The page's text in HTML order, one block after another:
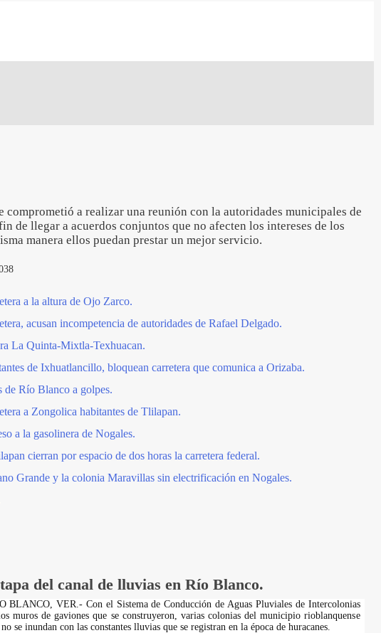
comprometió a realizar una reunión con la autoridades municipales de
de llegar a acuerdos conjuntos que no afecten los intereses de los
manera ellos puedan prestar un mejor servicio.
a la altura de Ojo Zarco.
acusan incompetencia de autoridades de Rafael Delgado.
La Quinta-Mixtla-Texhuacan.
de Ixhuatlancillo, bloquean carretera que comunica a Orizaba.
de Río Blanco a golpes.
a Zongolica habitantes de Tlilapan.
a la gasolinera de Nogales.
cierran por espacio de dos horas la carretera federal.
Grande y la colonia Maravillas sin electrificación en Nogales.
del canal de lluvias en Río Blanco.
BLANCO, VER.- Con el Sistema de Conducción de Aguas Pluviales de Intercolonias
muros de gaviones que se construyeron, varias colonias del municipio rioblanquense
se inundan con las constantes lluvias que se registran en la época de huracanes.